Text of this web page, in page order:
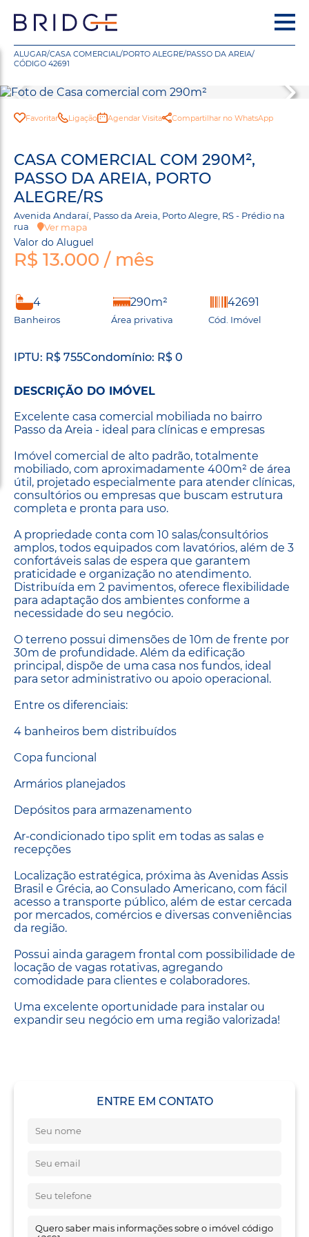
ALUGAR/CASA COMERCIAL/PORTO ALEGRE/PASSO DA AREIA/
CÓDIGO 42691
Favoritar Ligação Agendar Visita Compartilhar no WhatsApp
CASA COMERCIAL COM 290M²,
PASSO DA AREIA, PORTO
ALEGRE/RS
Avenida Andaraí, Passo da Areia, Porto Alegre, RS - Prédio na
rua
Ver mapa
Valor do Aluguel
R$ 13.000 / mês
4
Banheiros
290m²
Área privativa
42691
Cód. Imóvel
IPTU: R$ 755Condomínio: R$ 0
DESCRIÇÃO DO IMÓVEL
Excelente casa comercial mobiliada no bairro
Passo da Areia - ideal para clínicas e empresas
Imóvel comercial de alto padrão, totalmente
mobiliado, com aproximadamente 400m² de área
útil, projetado especialmente para atender clínicas,
consultórios ou empresas que buscam estrutura
completa e pronta para uso.
A propriedade conta com 10 salas/consultórios
amplos, todos equipados com lavatórios, além de 3
confortáveis salas de espera que garantem
praticidade e organização no atendimento.
Distribuída em 2 pavimentos, oferece flexibilidade
para adaptação dos ambientes conforme a
necessidade do seu negócio.
O terreno possui dimensões de 10m de frente por
30m de profundidade. Além da edificação
principal, dispõe de uma casa nos fundos, ideal
para setor administrativo ou apoio operacional.
Entre os diferenciais:
4 banheiros bem distribuídos
Copa funcional
Armários planejados
Depósitos para armazenamento
Ar-condicionado tipo split em todas as salas e
recepções
Localização estratégica, próxima às Avenidas Assis
Brasil e Grécia, ao Consulado Americano, com fácil
acesso a transporte público, além de estar cercada
por mercados, comércios e diversas conveniências
da região.
Possui ainda garagem frontal com possibilidade de
locação de vagas rotativas, agregando
comodidade para clientes e colaboradores.
Uma excelente oportunidade para instalar ou
expandir seu negócio em uma região valorizada!
ENTRE EM CONTATO